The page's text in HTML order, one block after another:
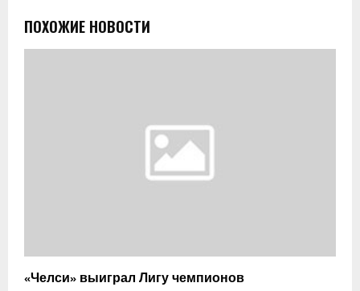
ПОХОЖИЕ НОВОСТИ
«Челси» выиграл Лигу чемпионов